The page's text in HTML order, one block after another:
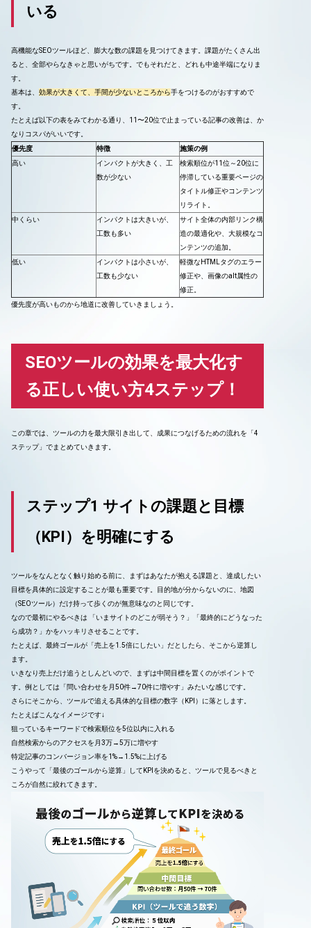
いる
高機能なSEOツールほど、膨大な数の課題を見つけてきます。課題がたくさん出
ると、全部やらなきゃと思いがちです。でもそれだと、どれも中途半端になりま
す。
基本は、 効果が大きくて、手間が少ないところから手をつけるのがおすすめで
す。
たとえば以下の表をみてわかる通り、11〜20位で止まっている記事の改善は、か
なりコスパがいいです。
優先度
特徴
施策の例
高い
インパクトが大きく、工
数が少ない
検索順位が11位～20位に
停滞している重要ページの
タイトル修正やコンテンツ
リライト。
中くらい
インパクトは大きいが、
工数も多い
サイト全体の内部リンク構
造の最適化や、大規模なコ
ンテンツの追加。
低い
インパクトは小さいが、
工数も少ない
軽微なHTMLタグのエラー
修正や、画像のalt属性の
修正。
優先度が高いものから地道に改善していきましょう。
SEOツールの効果を最大化す
る正しい使い方4ステップ！
この章では、ツールの力を最大限引き出して、成果につなげるための流れを「4
ステップ」でまとめていきます。
ステップ1 サイトの課題と目標
（KPI）を明確にする
ツールをなんとなく触り始める前に、まずはあなたが抱える課題と、達成したい
目標を具体的に設定することが最も重要です。目的地が分からないのに、地図
（SEOツール）だけ持って歩くのが無意味なのと同じです。
なので最初にやるべきは 「いまサイトのどこが弱そう？」「最終的にどうなった
ら成功？」かをハッキリさせることです。
たとえば、最終ゴールが「売上を1.5倍にしたい」だとしたら、そこから逆算し
ます。
いきなり売上だけ追うとしんどいので、まずは中間目標を置くのがポイントで
す。例としては「問い合わせを月50件→70件に増やす」みたいな感じです。
さらにそこから、ツールで追える具体的な目標の数字（KPI）に落とします。
たとえばこんなイメージです↓
狙っているキーワードで検索順位を5位以内に入れる
自然検索からのアクセスを月3万→5万に増やす
特定記事のコンバージョン率を1%→1.5%に上げる
こうやって「最後のゴールから逆算」してKPIを決めると、ツールで見るべきと
ころが自然に絞れてきます。